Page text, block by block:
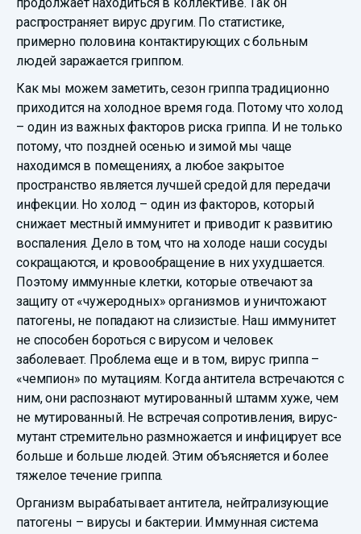
распространяет вирус другим. По статистике,
примерно половина контактирующих с больным
людей заражается гриппом.
Как мы можем заметить, сезон гриппа традиционно
приходится на холодное время года. Потому что холод
– один из важных факторов риска гриппа. И не только
потому, что поздней осенью и зимой мы чаще
находимся в помещениях, а любое закрытое
пространство является лучшей средой для передачи
инфекции. Но холод – один из факторов, который
снижает местный иммунитет и приводит к развитию
воспаления. Дело в том, что на холоде наши сосуды
сокращаются, и кровообращение в них ухудшается.
Поэтому иммунные клетки, которые отвечают за
защиту от «чужеродных» организмов и уничтожают
патогены, не попадают на слизистые. Наш иммунитет
не способен бороться с вирусом и человек
заболевает. Проблема еще и в том, вирус гриппа –
«чемпион» по мутациям. Когда антитела встречаются с
ним, они распознают мутированный штамм хуже, чем
не мутированный. Не встречая сопротивления, вирус-
мутант стремительно размножается и инфицирует все
больше и больше людей. Этим объясняется и более
тяжелое течение гриппа.
Организм вырабатывает антитела, нейтрализующие
патогены – вирусы и бактерии. Иммунная система